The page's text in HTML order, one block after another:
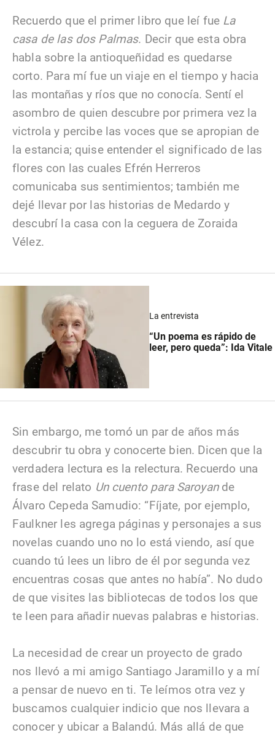
Recuerdo que el primer libro que leí fue La
casa de las dos Palmas. Decir que esta obra
habla sobre la antioqueñidad es quedarse
corto. Para mí fue un viaje en el tiempo y hacia
las montañas y ríos que no conocía. Sentí el
asombro de quien descubre por primera vez la
victrola y percibe las voces que se apropian de
la estancia; quise entender el significado de las
flores con las cuales Efrén Herreros
comunicaba sus sentimientos; también me
dejé llevar por las historias de Medardo y
descubrí la casa con la ceguera de Zoraida
Vélez.
La entrevista
“Un poema es rápido de
leer, pero queda”: Ida Vitale
Sin embargo, me tomó un par de años más
descubrir tu obra y conocerte bien. Dicen que la
verdadera lectura es la relectura. Recuerdo una
frase del relato Un cuento para Saroyan de
Álvaro Cepeda Samudio: “Fíjate, por ejemplo,
Faulkner les agrega páginas y personajes a sus
novelas cuando uno no lo está viendo, así que
cuando tú lees un libro de él por segunda vez
encuentras cosas que antes no había”. No dudo
de que visites las bibliotecas de todos los que
te leen para añadir nuevas palabras e historias.
La necesidad de crear un proyecto de grado
nos llevó a mi amigo Santiago Jaramillo y a mí
a pensar de nuevo en ti. Te leímos otra vez y
buscamos cualquier indicio que nos llevara a
conocer y ubicar a Balandú. Más allá de que